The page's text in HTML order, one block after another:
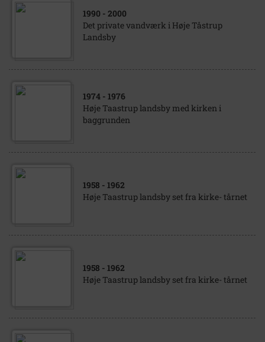
1990 - 2000
Det private vandværk i Høje Tåstrup
Landsby
1974 - 1976
Høje Taastrup landsby med kirken i
baggrunden
1958 - 1962
Høje Taastrup landsby set fra kirke- tårnet
1958 - 1962
Høje Taastrup landsby set fra kirke- tårnet